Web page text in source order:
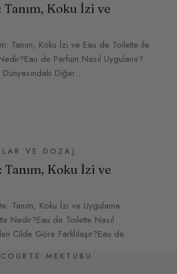
Koku İzi ve
Tanım, Koku İzi ve Eau de Toilette ile
de Parfum Nasıl Uygulanır?
Dünyasındaki Diğer…
VE DOZAJ
Koku İzi ve
Tanım, Koku İzi ve Uygulama
Nedir?Eau de Toilette Nasıl
Cilde Göre Farklılaşır?Eau de…
MEKTUBU